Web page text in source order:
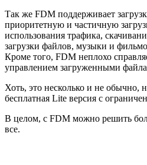
Так же FDM поддерживает
приоритетную и частичную
использования трафика,
загрузки файлов, музыки и
Кроме того, FDM неплохо
управлением загруженными
Хоть, это несколько и не обычно,
бесплатная Lite версия с
В целом, с FDM можно решить
все.